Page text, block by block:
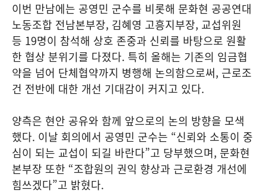
이번 만남에는 공영민 군수를 비롯해 문화현 공공연대
노동조합 전남본부장, 김혜영 고흥지부장, 교섭위원
등 19명이 참석해 상호 존중과 신뢰를 바탕으로 원활
한 협상 분위기를 다졌다. 특히 올해는 기존의 임금협
약을 넘어 단체협약까지 병행해 논의함으로써, 근로조
건 전반에 대한 개선 기대감이 커지고 있다.
양측은 현안 공유와 함께 앞으로의 논의 방향을 모색
했다. 이날 회의에서 공영민 군수는 “신뢰와 소통이 중
심이 되는 교섭이 되길 바란다”고 당부했으며, 문화현
본부장 또한 “조합원의 권익 향상과 근로환경 개선에
힘쓰겠다”고 밝혔다.